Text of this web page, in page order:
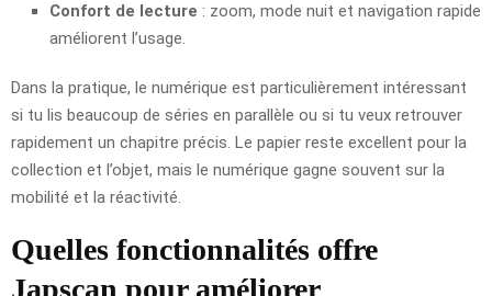
Confort de lecture : zoom, mode nuit et navigation rapide
améliorent l’usage.
Dans la pratique, le numérique est particulièrement intéressant
si tu lis beaucoup de séries en parallèle ou si tu veux retrouver
rapidement un chapitre précis. Le papier reste excellent pour la
collection et l’objet, mais le numérique gagne souvent sur la
mobilité et la réactivité.
Quelles fonctionnalités offre